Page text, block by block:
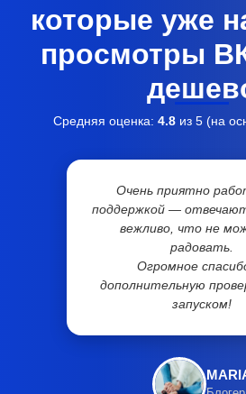
которые уже
просмотры
Средняя оценка: 4.8 из 5 (на
Очень приятно
поддержкой —
вежливо, что не
радовать.
Огромное
дополнительную
запуском!